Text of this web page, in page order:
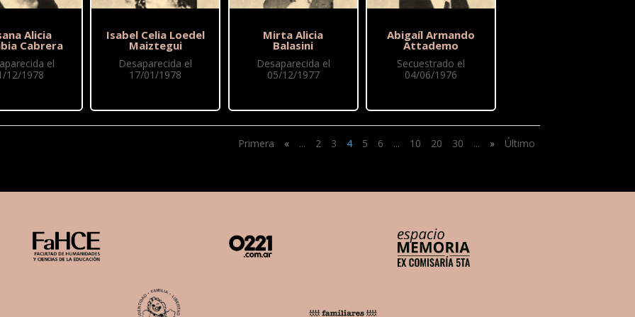
Alicia
Cabrera
el
12/1978
Isabel Celia Loedel
Maiztegui
Desaparecida el
17/01/1978
Mirta Alicia
Balasini
Desaparecida el
05/12/1977
Abigaíl Armando
Attademo
Secuestrado el
04/06/1976
Primera « ... 2 3 4 5 6 ... 10 20 30 ... » Último